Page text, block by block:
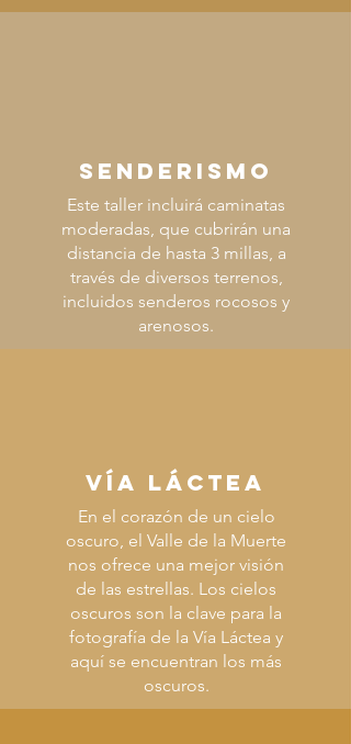
SENDERISMO
Este taller incluirá caminatas
moderadas, que cubrirán una
distancia de hasta 3 millas, a
través de diversos terrenos,
incluidos senderos rocosos y
arenosos.
VÍA LÁCTEA
En el corazón de un cielo
oscuro, el Valle de la Muerte
nos ofrece una mejor visión
de las estrellas. Los cielos
oscuros son la clave para la
fotografía de la Vía Láctea y
aquí se encuentran los más
oscuros.